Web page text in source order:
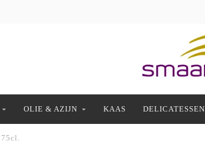
OLIE & AZIJN KAAS DELICATESSEN